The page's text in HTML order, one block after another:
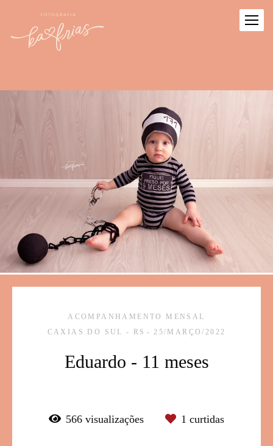
ACOMPANHAMENTO MENSAL
CAXIAS DO SUL - RS
25/MARÇO/2022
Eduardo - 11 meses
566 visualizações 1 curtidas